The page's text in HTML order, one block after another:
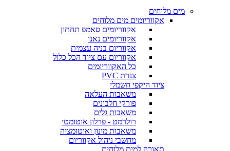
מים מלוחים
אקווריומים מים מלוחים
אקווריומים סאמפ תחתון
אקווריומים נאנו
אקווריום בניה עצמית
אקווריום עם ציוד הכל כלול
כל האקווריומים
צנרת PVC
ציוד היקפי חשמלי
משאבות העלאה
פורקי חלבונים
משאבות גלים
רולרמט - פרלון אוטומטי
משאבות מינון ואוטומציה
מחשבי ניהול אקווריום
תאורה למים מלוחים